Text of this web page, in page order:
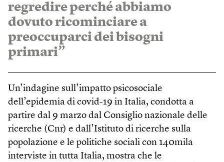
regredire perché abbiamo
dovuto ricominciare a
preoccuparci dei bisogni
primari”
Un’indagine sull’impatto psicosociale
dell’epidemia di covid-19 in Italia, condotta a
partire dal 9 marzo dal Consiglio nazionale delle
ricerche (Cnr) e dall’Istituto di ricerche sulla
popolazione e le politiche sociali con 140mila
interviste in tutta Italia, mostra che le